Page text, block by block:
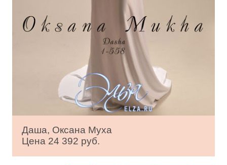
Даша, Оксана Муха
Цена 24 392 руб.